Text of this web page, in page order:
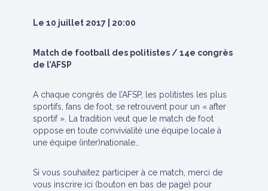
Le 10 juillet 2017 20:00
Match de football des politistes / 14e congrès
de l’AFSP
A chaque congrès de l’AFSP, les politistes les plus
sportifs, fans de foot, se retrouvent pour un « after
sportif ». La tradition veut que le match de foot
oppose en toute convivialité une équipe locale à
une équipe (inter)nationale…
Si vous souhaitez participer à ce match, merci de
vous inscrire ici (bouton en bas de page) pour